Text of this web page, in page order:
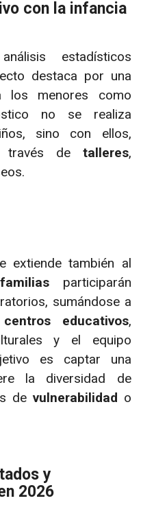
con la infancia
estadísticos
destaca por una
los menores como
no se realiza
sino con ellos,
través de talleres,
extiende también al
familiasparticiparán
sumándose a
centros educativos,
y el equipo
es captar una
la diversidad de
devulnerabilidad o
y
2026